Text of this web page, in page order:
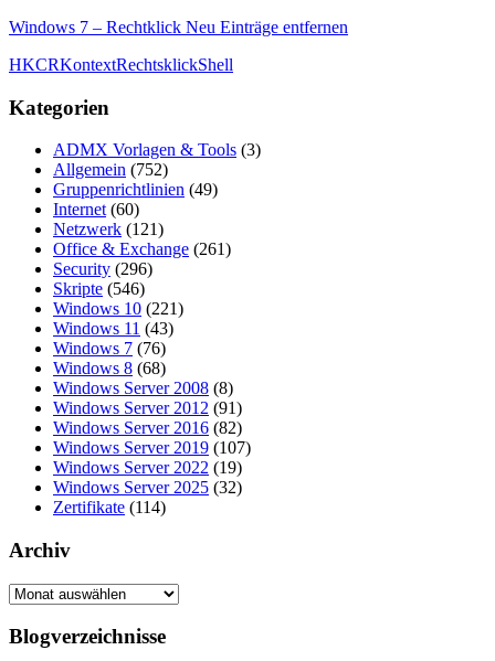
Windows 7 – Rechtklick Neu Einträge entfernen
HKCRKontextRechtsklickShell
Kategorien
ADMX Vorlagen & Tools (3)
Allgemein (752)
Gruppenrichtlinien (49)
Internet (60)
Netzwerk (121)
Office & Exchange (261)
Security (296)
Skripte (546)
Windows 10 (221)
Windows 11 (43)
Windows 7 (76)
Windows 8 (68)
Windows Server 2008 (8)
Windows Server 2012 (91)
Windows Server 2016 (82)
Windows Server 2019 (107)
Windows Server 2022 (19)
Windows Server 2025 (32)
Zertifikate (114)
Archiv
Archiv
Blogverzeichnisse